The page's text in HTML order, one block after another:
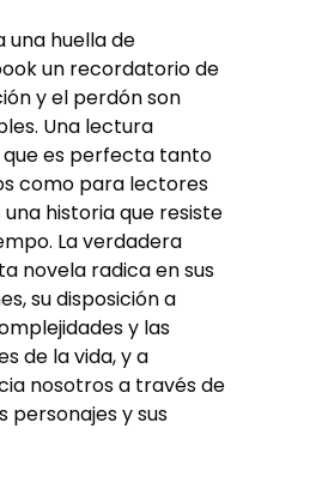
una huella de
un recordatorio de
y el perdón son
Una lectura
es perfecta tanto
como para lectores
una historia que resiste
La verdadera
novela radica en sus
su disposición a
y las
de la vida, y a
nosotros a través de
personajes y sus